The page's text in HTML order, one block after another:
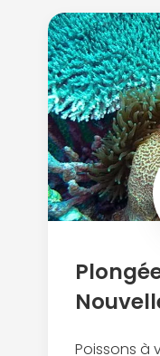
Poissons à